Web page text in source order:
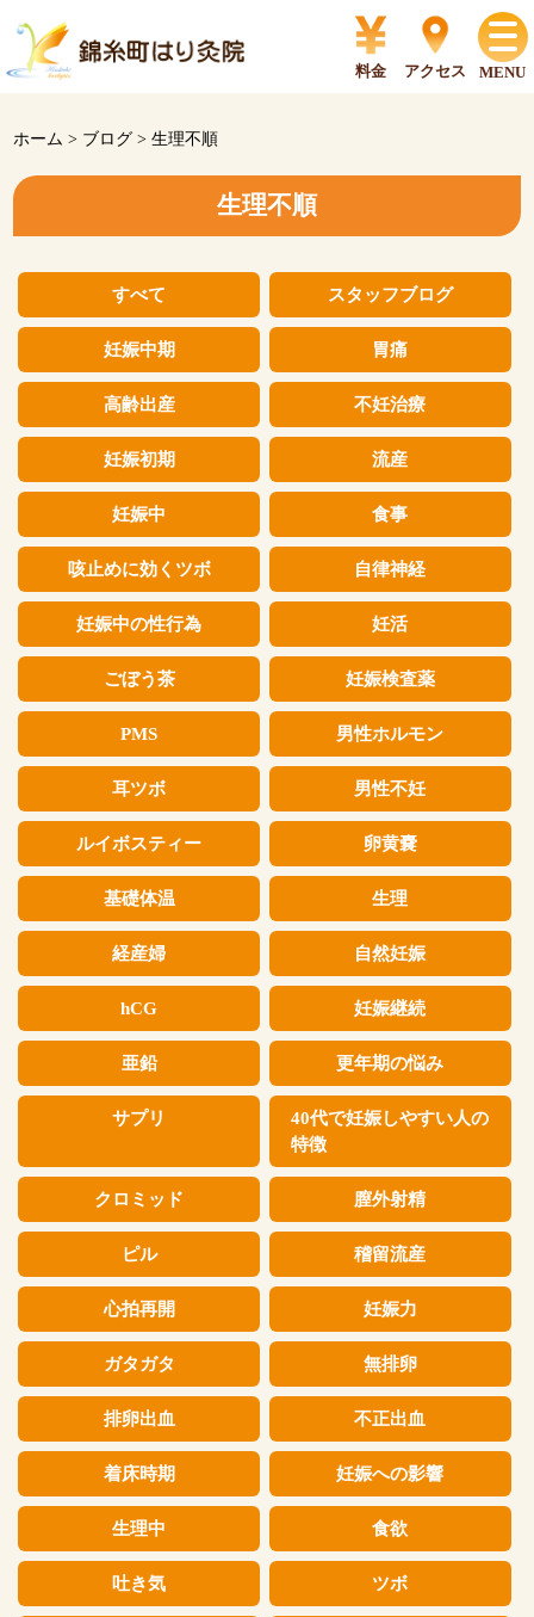
料金 アクセス MENU
ホーム > ブログ >生理不順
生理不順
すべて スタッフブログ
妊娠中期 胃痛
高齢出産 不妊治療
妊娠初期 流産
妊娠中 食事
咳止めに効くツボ 自律神経
妊娠中の性行為 妊活
ごぼう茶 妊娠検査薬
PMS 男性ホルモン
耳ツボ 男性不妊
ルイボスティー 卵黄嚢
基礎体温 生理
経産婦 自然妊娠
hCG 妊娠継続
亜鉛 更年期の悩み
サプリ
40代で妊娠しやすい人の
特徴
クロミッド 膣外射精
ピル 稽留流産
心拍再開 妊娠力
ガタガタ 無排卵
排卵出血 不正出血
着床時期 妊娠への影響
生理中 食欲
吐き気 ツボ